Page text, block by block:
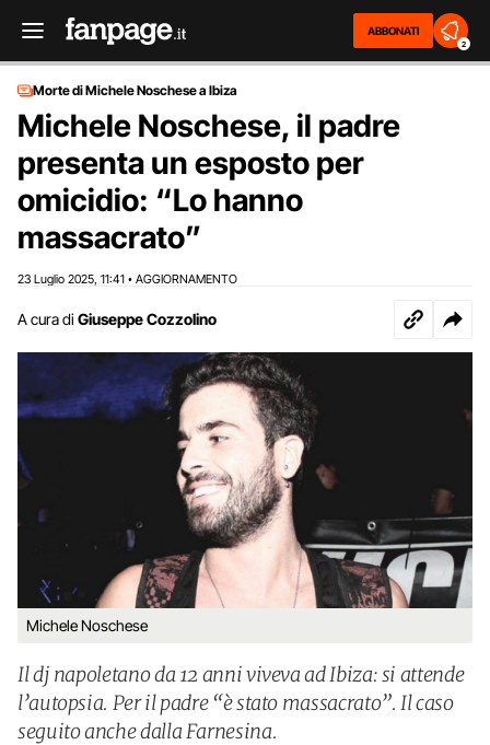
ABBONATI
2
Morte di Michele Noschese a Ibiza
Michele Noschese, il padre
presenta un esposto per
omicidio: “Lo hanno
massacrato”
23 Luglio 2025 11:41 • AGGIORNAMENTO
A cura di Giuseppe Cozzolino
Michele Noschese
Il dj napoletano da 12 anni viveva ad Ibiza: si attende
l’autopsia. Per il padre “è stato massacrato”. Il caso
seguito anche dalla Farnesina.